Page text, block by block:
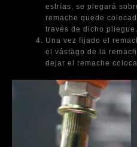
estrías, se plegará
remache quede
través de dicho pliegue.
Una vez fijado el
el vástago de la
dejar el remache